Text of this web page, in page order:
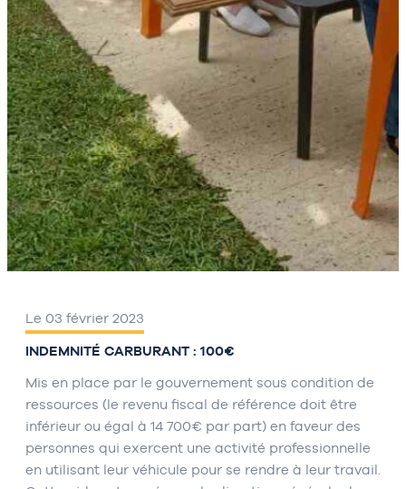
Le 03 février 2023
INDEMNITÉ CARBURANT : 100€
Mis en place par le gouvernement sous condition de
ressources (le revenu fiscal de référence doit être
inférieur ou égal à 14 700€ par part) en faveur des
personnes qui exercent une activité professionnelle
en utilisant leur véhicule pour se rendre à leur travail.